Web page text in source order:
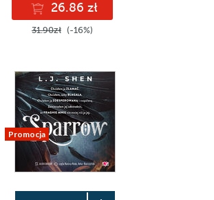
26.86 zł
31.90zł (-16%)
Promocja